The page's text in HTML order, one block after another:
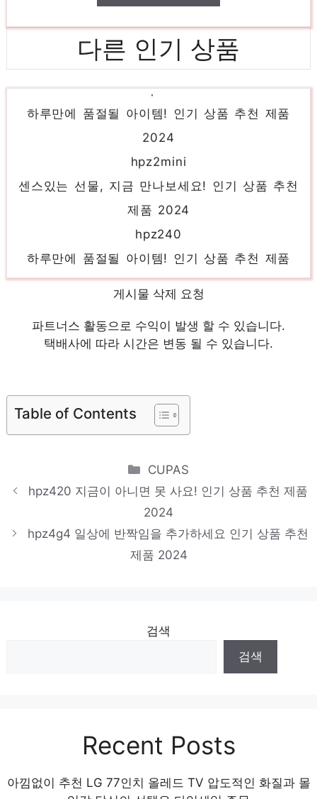
다른 인기 상품
hpz230
제한된 시간, 무한한 가치 인기 상품 추천 제품
2024
2024
hpz2
당신만을 위한 특별한 세트 인기 상품 추천 제품
2024
hpserver
지금 바로 가져가세요! 인기 상품 추천 제품 2024
게시물 삭제 요청
파트너스 활동으로 수익이 발생 할 수 있습니다.
택배사에 따라 시간은 변동 될 수 있습니다.
Table of Contents
Categories
CUPAS
hpz420 지금이 아니면 못 사요! 인기 상품 추천 제품
2024
hpz4g4 일상에 반짝임을 추가하세요 인기 상품 추천
제품 2024
검색
검색
Recent Posts
아낌없이 추천 LG 77인치 올레드 TV 압도적인 화질과 몰